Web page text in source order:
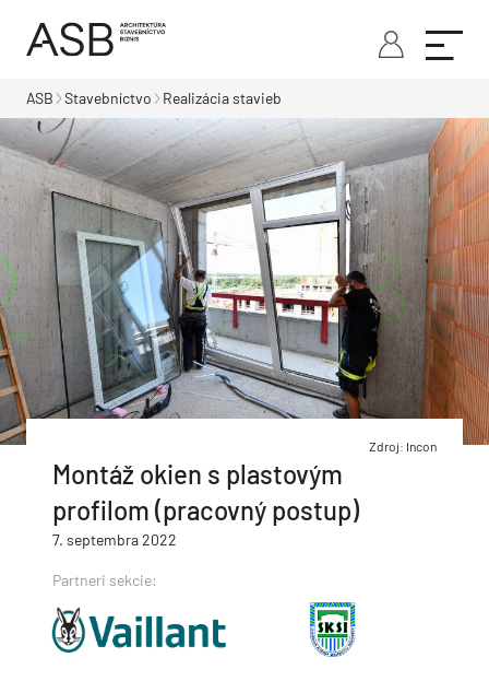
ASB Stavebníctvo Realizácia stavieb
Zdroj: Incon
Montáž okien s plastovým
profilom (pracovný postup)
7. septembra 2022
Partneri sekcie: